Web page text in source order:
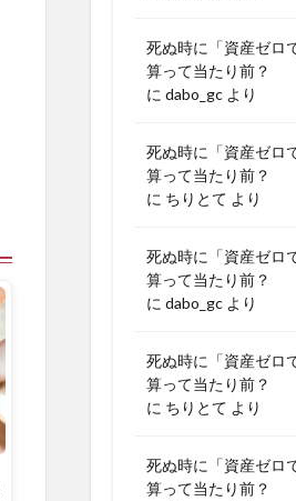
死ぬ時に「資産ゼロ
算って当たり前？
に dabo_gc より
死ぬ時に「資産ゼロ
算って当たり前？
に ちりとて より
死ぬ時に「資産ゼロ
算って当たり前？
に dabo_gc より
死ぬ時に「資産ゼロ
算って当たり前？
に ちりとて より
死ぬ時に「資産ゼロ
算って当たり前？